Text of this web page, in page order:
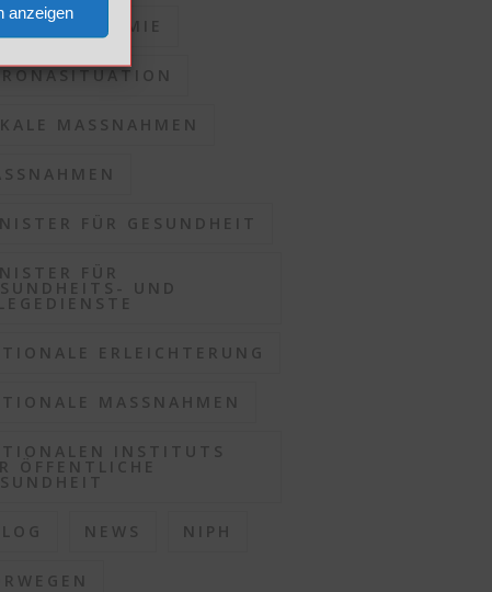
anzeigen
MASSNAHMEN
FÜR GESUNDHEIT
FÜR
UND
ERLEICHTERUNG
MASSNAHMEN
INSTITUTS
ÖFFENTLICHE
NEWS NIPH